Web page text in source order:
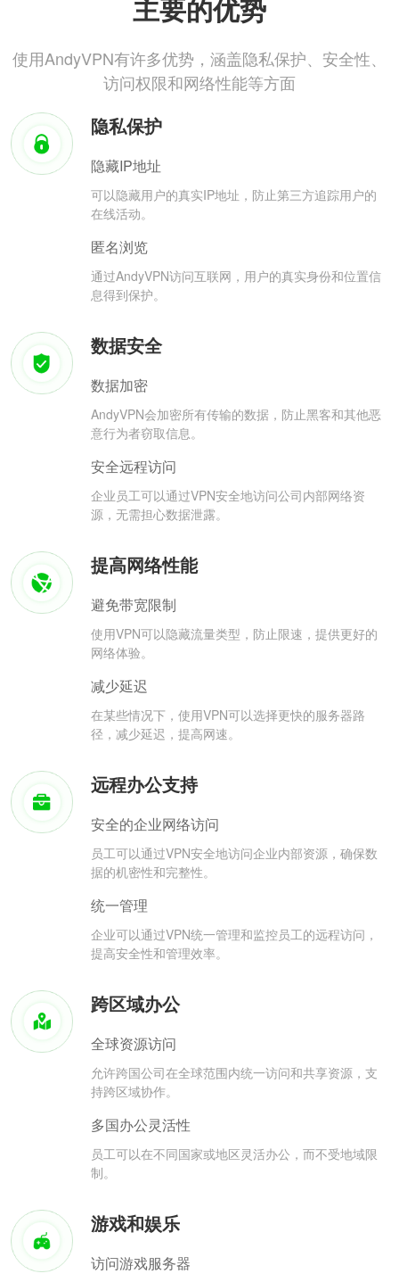
主要的优势
使用AndyVPN有许多优势，涵盖隐私保护、安全性、
访问权限和网络性能等方面
隐私保护
隐藏IP地址
可以隐藏用户的真实IP地址，防止第三方追踪用户的
在线活动。
匿名浏览
通过AndyVPN访问互联网，用户的真实身份和位置信
息得到保护。
数据安全
数据加密
AndyVPN会加密所有传输的数据，防止黑客和其他恶
意行为者窃取信息。
安全远程访问
企业员工可以通过VPN安全地访问公司内部网络资
源，无需担心数据泄露。
提高网络性能
避免带宽限制
使用VPN可以隐藏流量类型，防止限速，提供更好的
网络体验。
减少延迟
在某些情况下，使用VPN可以选择更快的服务器路
径，减少延迟，提高网速。
远程办公支持
安全的企业网络访问
员工可以通过VPN安全地访问企业内部资源，确保数
据的机密性和完整性。
统一管理
企业可以通过VPN统一管理和监控员工的远程访问，
提高安全性和管理效率。
跨区域办公
全球资源访问
允许跨国公司在全球范围内统一访问和共享资源，支
持跨区域协作。
多国办公灵活性
员工可以在不同国家或地区灵活办公，而不受地域限
制。
游戏和娱乐
访问游戏服务器